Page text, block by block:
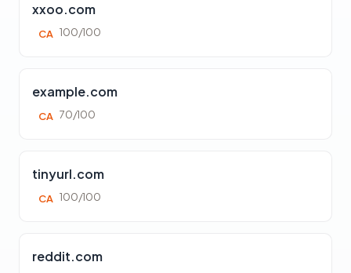
xxoo.com
CA 100/100
example.com
CA 70/100
tinyurl.com
CA 100/100
reddit.com